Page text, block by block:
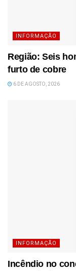
INFORMAÇÃO
Região: Seis
furto de cobre
6 DE AGOSTO, 2026
INFORMAÇÃO
Incêndio no